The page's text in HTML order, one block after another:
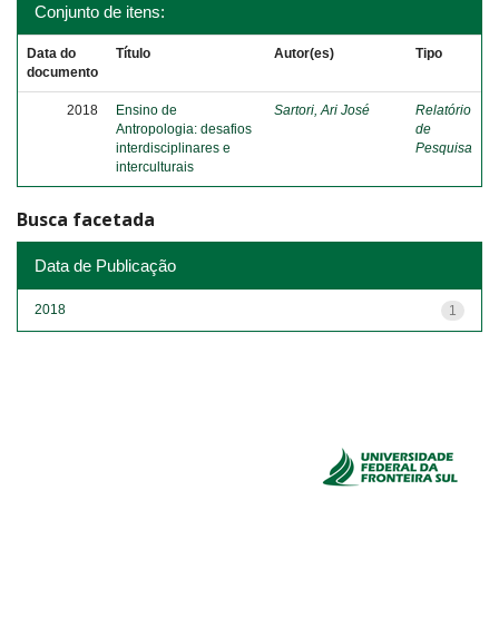
Conjunto de itens:
Data do
documento
Título Autor(es) Tipo
2018
Ensino de
Antropologia: desafios
interdisciplinares e
interculturais
Sartori, Ari José
Relatório
de
Pesquisa
Busca facetada
Data de Publicação
1
2018